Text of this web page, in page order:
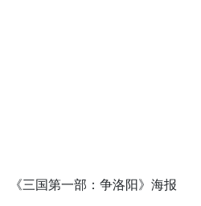
《三国第一部：争洛阳》海报